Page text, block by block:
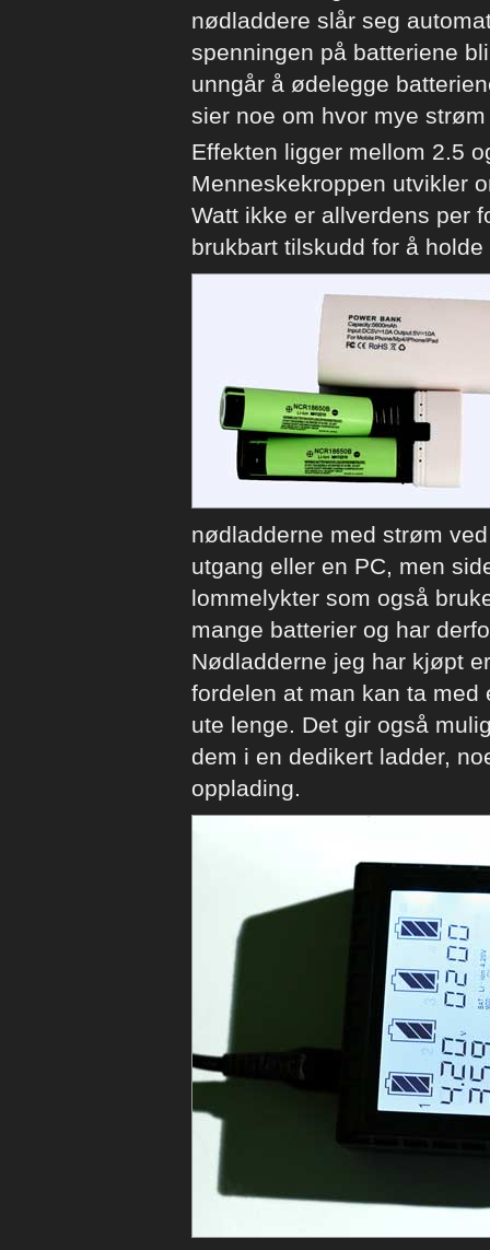
nødladdere slår seg
spenningen på batteriene
unngår å ødelegge
sier noe om hvor mye
Effekten ligger mellom 2.5
Menneskekroppen utvikler
Watt ikke er allverdens per
brukbart tilskudd for å
nødladderne med strøm
utgang eller en PC, men
lommelykter som også
mange batterier og har
Nødladderne jeg har kjøpt
fordelen at man kan ta
ute lenge. Det gir også
dem i en dedikert ladder,
opplading.